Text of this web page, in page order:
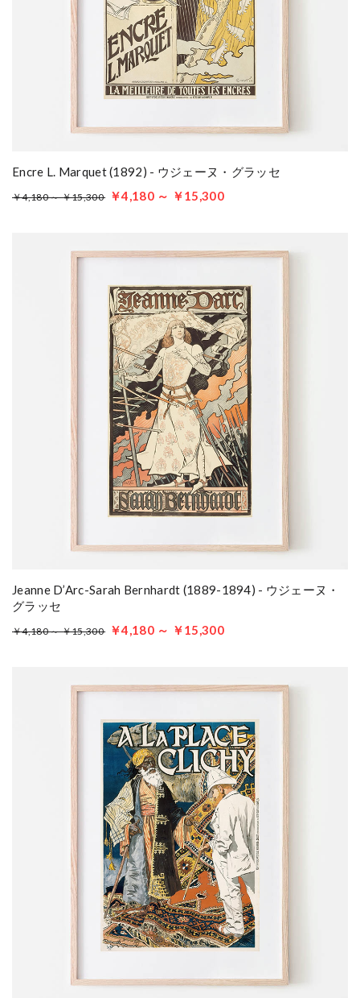
Encre L. Marquet (1892) - ウジェーヌ・グラッセ
￥4,180 ～ ￥15,300 ￥4,180 ～ ￥15,300
Jeanne D’Arc-Sarah Bernhardt (1889-1894) - ウジェーヌ・
グラッセ
￥4,180 ～ ￥15,300 ￥4,180 ～ ￥15,300